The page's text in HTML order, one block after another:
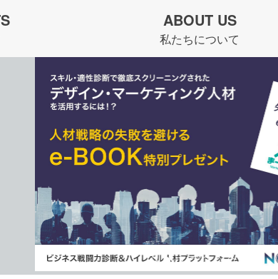
ABOUT US
私たちについて